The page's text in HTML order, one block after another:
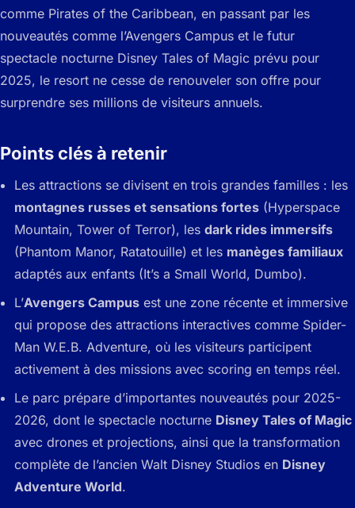
comme Pirates of the Caribbean, en passant par les
nouveautés comme l’Avengers Campus et le futur
spectacle nocturne Disney Tales of Magic prévu pour
2025, le resort ne cesse de renouveler son offre pour
surprendre ses millions de visiteurs annuels.
Points clés à retenir
Les attractions se divisent en trois grandes familles : les
montagnes russes et sensations fortes (Hyperspace
Mountain, Tower of Terror), les dark rides immersifs
(Phantom Manor, Ratatouille) et les manèges familiaux
adaptés aux enfants (It’s a Small World, Dumbo).
L’Avengers Campus est une zone récente et immersive
qui propose des attractions interactives comme Spider-
Man W.E.B. Adventure, où les visiteurs participent
activement à des missions avec scoring en temps réel.
Le parc prépare d’importantes nouveautés pour 2025-
2026, dont le spectacle nocturne Disney Tales of Magic
avec drones et projections, ainsi que la transformation
complète de l’ancien Walt Disney Studios en Disney
Adventure World.